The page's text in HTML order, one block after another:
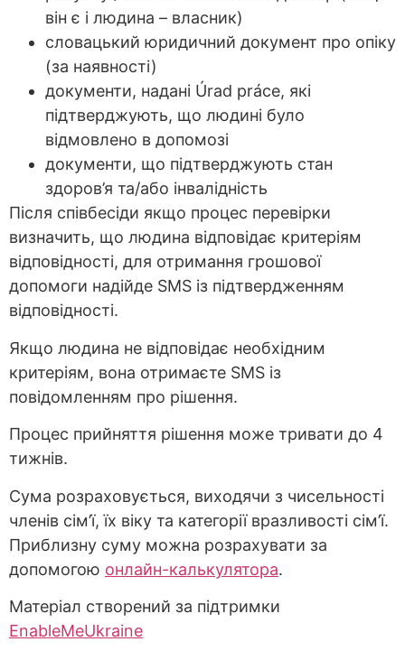
він є і людина – власник)
словацький юридичний документ про опіку
(за наявності)
документи, надані Úrad práce, які
підтверджують, що людині було
відмовлено в допомозі
документи, що підтверджують стан
здоров’я та/або інвалідність
Після співбесіди якщо процес перевірки
визначить, що людина відповідає критеріям
відповідності, для отримання грошової
допомоги надійде SMS із підтвердженням
відповідності.
Якщо людина не відповідає необхідним
критеріям, вона отримаєте SMS із
повідомленням про рішення.
Процес прийняття рішення може тривати до 4
тижнів.
Сума розраховується, виходячи з чисельності
членів сім’ї, їх віку та категорії вразливості сім’ї.
Приблизну суму можна розрахувати за
допомогою онлайн-калькулятора.
Матеріал створений за підтримки
EnableMeUkraine